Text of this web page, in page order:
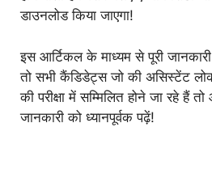
डाउनलोड किया जाएगा!
इस आर्टिकल के माध्यम से पूरी
तो सभी कैंडिडेट्स जो की असिस्टेंट
की परीक्षा में सम्मिलित होने जा रहे हैं
जानकारी को ध्यानपूर्वक पढ़ें!